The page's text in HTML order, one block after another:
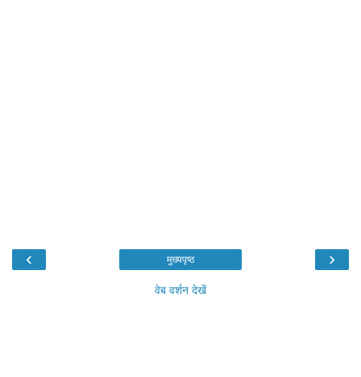
‹ ›
मुख्यपृष्ठ
वेब वर्शन देखें